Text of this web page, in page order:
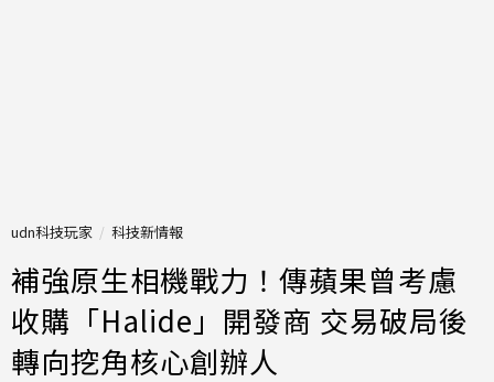
udn科技玩家 科技新情報
補強原生相機戰力！傳蘋果曾考慮
收購「Halide」開發商 交易破局後
轉向挖角核心創辦人